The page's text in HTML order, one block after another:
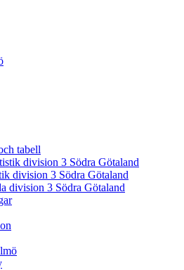
tabell
division 3 Södra Götaland
division 3 Södra Götaland
division 3 Södra Götaland